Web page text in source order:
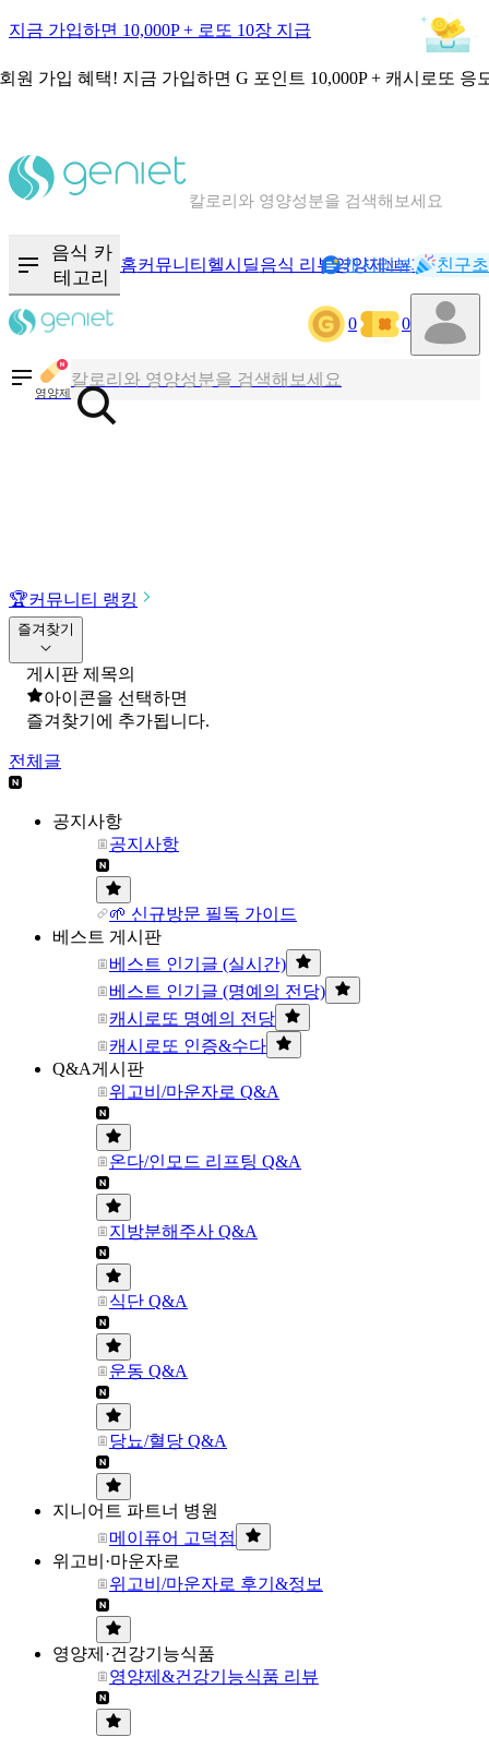
지금 가입하면 10,000P + 로또 10장 지급
원 가입 혜택! 지금 가입하면 G 포인트 10,000P + 캐시로또 응
칼로리와 영양성분을 검색해보세요
음식 카
테고리
홈커뮤니티 헬시딜음식 리뷰영양제NEW기록
캐시리뷰 친구
0 0
영양제
칼로리와 영양성분을 검색해보세요
혈당 · 다이어트 음식 검색해보세요
🏆커뮤니티 랭킹
즐겨찾기
게시판 제목의
아이콘을 선택하면
즐겨찾기에 추가됩니다.
전체글
공지사항
공지사항
🌱 신규방문 필독 가이드
베스트 게시판
베스트 인기글 (실시간)
베스트 인기글 (명예의 전당)
캐시로또 명예의 전당
캐시로또 인증&수다
Q&A게시판
위고비/마운자로 Q&A
온다/인모드 리프팅 Q&A
지방분해주사 Q&A
식단 Q&A
운동 Q&A
당뇨/혈당 Q&A
지니어트 파트너 병원
메이퓨어 고덕점
위고비·마운자로
위고비/마운자로 후기&정보
영양제·건강기능식품
영양제&건강기능식품 리뷰